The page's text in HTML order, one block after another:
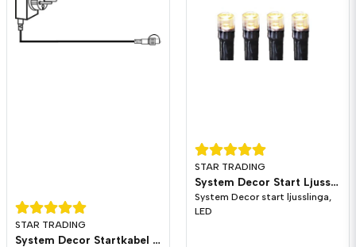
STAR TRADING
System Decor Startkabel LED
STAR TRADING
System Decor Start Ljusslinga LED Svart
System Decor start ljusslinga,
LED